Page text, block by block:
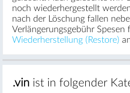
noch wiederhergestellt
nach der Löschung fallen
Verlängerungsgebühr Spesen
Wiederherstellung (Restore)
.vin ist in folgender